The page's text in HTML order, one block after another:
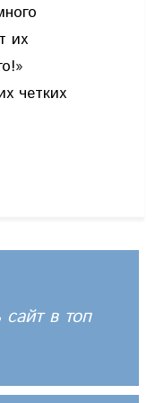
их
четких
сайт в топ